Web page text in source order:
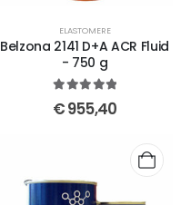
ELASTOMERE
Belzona 2141 D+A ACR Fluid
- 750 g
out of 5
€955,40